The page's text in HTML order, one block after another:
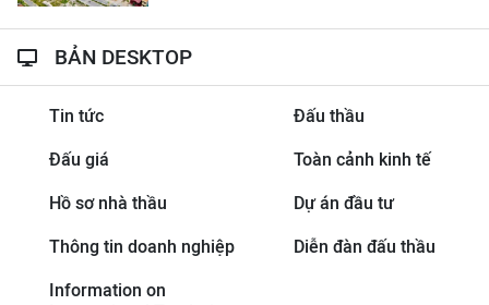
BẢN DESKTOP
Tin tức Đấu thầu
Đấu giá Toàn cảnh kinh tế
Hồ sơ nhà thầu Dự án đầu tư
Thông tin doanh nghiệp Diễn đàn đấu thầu
Information on